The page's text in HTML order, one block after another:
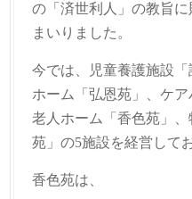
の「済世利人」の教旨
まいりました。
今では、児童養護施設
ホーム「弘恩苑」、ケ
老人ホーム「香色苑」
苑」の5施設を経営して
香色苑は、